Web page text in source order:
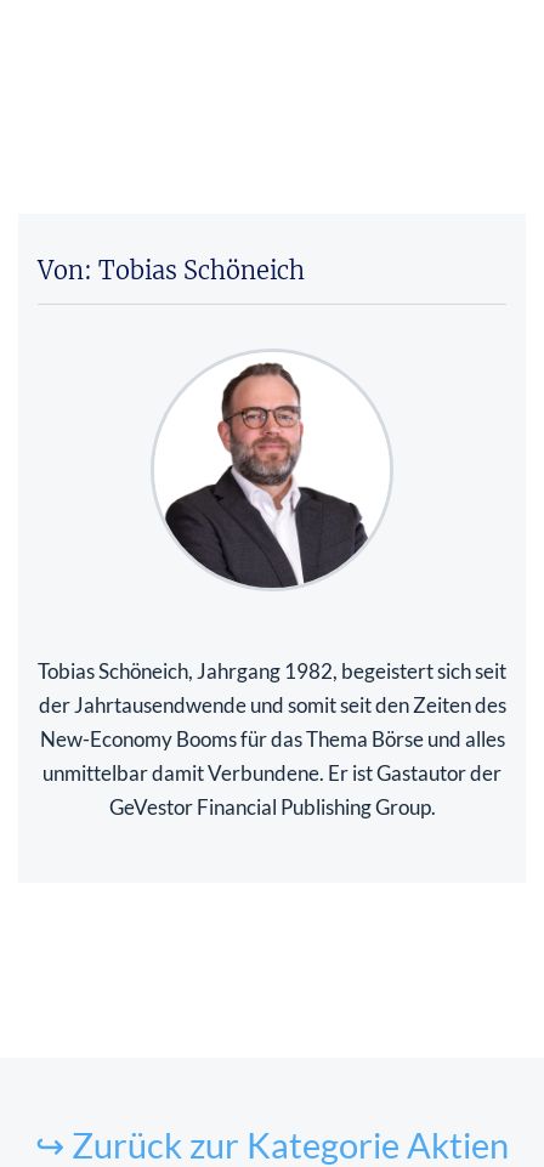
Von: Tobias Schöneich
Tobias Schöneich, Jahrgang 1982, begeistert sich seit
der Jahrtausendwende und somit seit den Zeiten des
New-Economy Booms für das Thema Börse und alles
unmittelbar damit Verbundene. Er ist Gastautor der
GeVestor Financial Publishing Group.
↪ Zurück zur Kategorie Aktien